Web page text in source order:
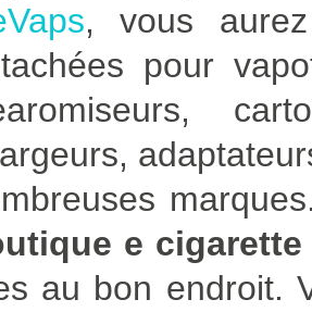
, vous
pour
e cigarette
au bon endroit.